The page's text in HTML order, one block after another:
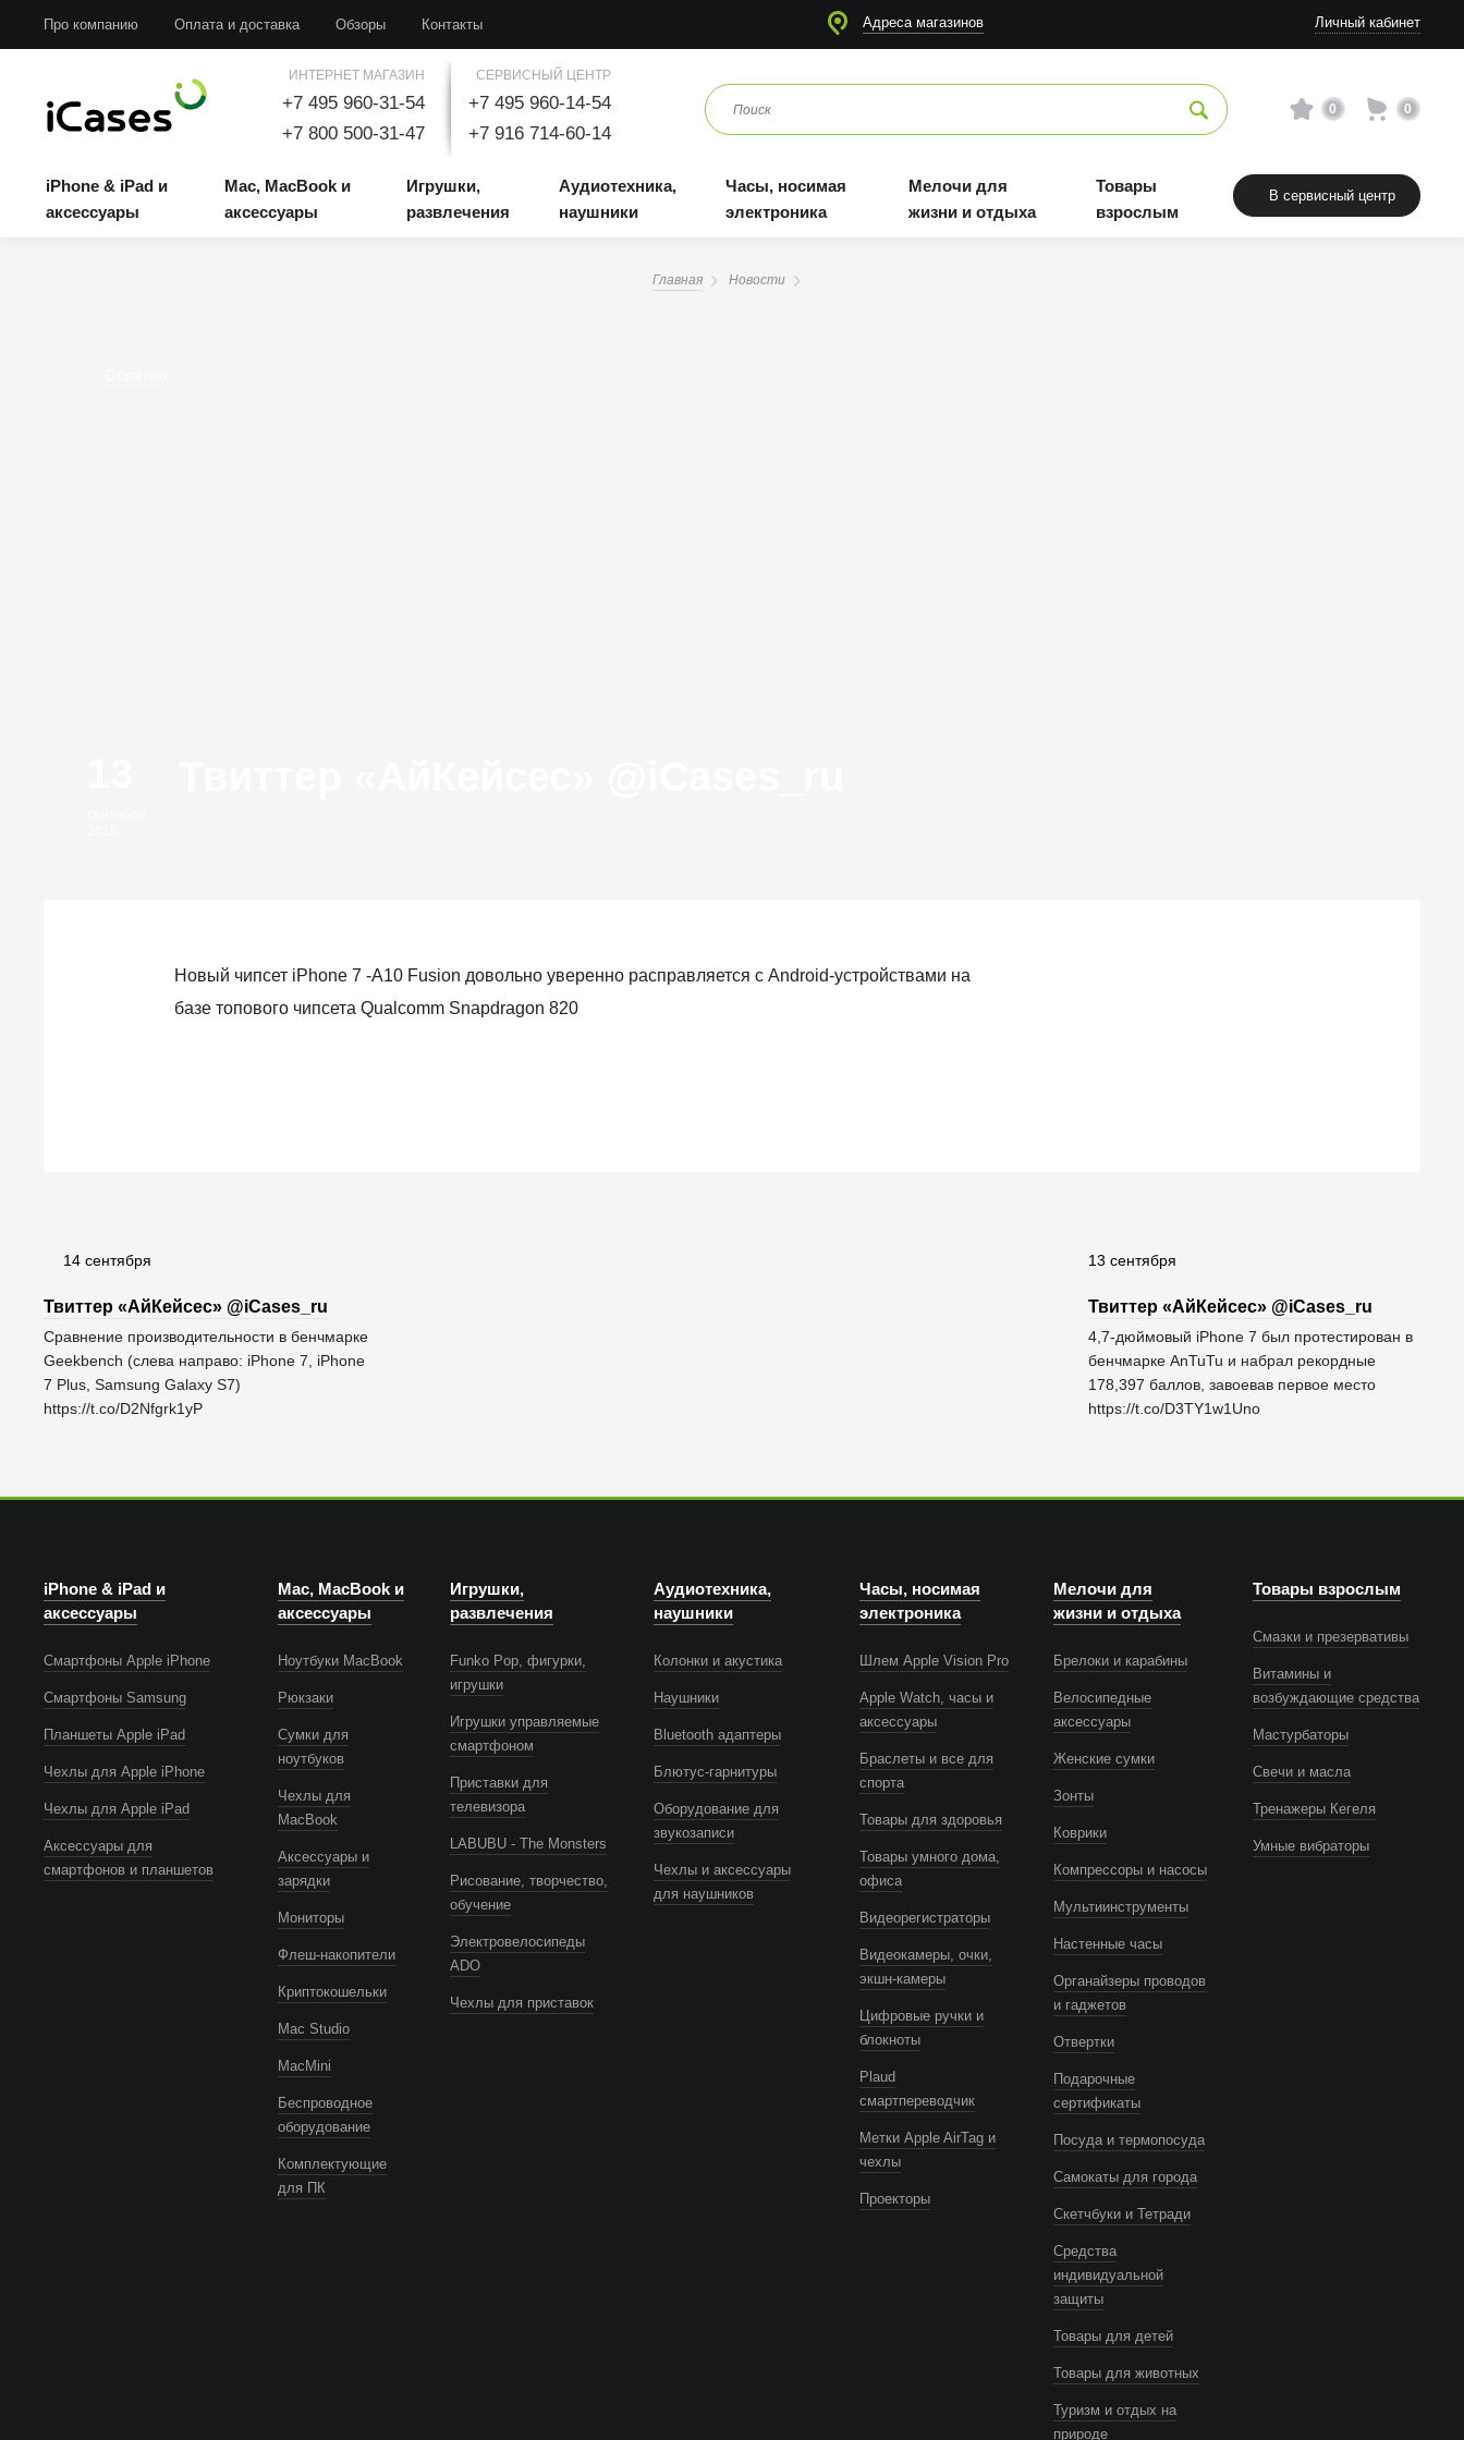
Про компанию Оплата и доставка Обзоры Контакты Адреса магазинов Личный кабинет
ИНТЕРНЕТ МАГАЗИН
+7 495 960-31-54
+7 800 500-31-47
СЕРВИСНЫЙ ЦЕНТР
+7 495 960-14-54
+7 916 714-60-14
0 0
iPhone & iPad и
аксессуары
Mac, MacBook и
аксессуары
Игрушки,
развлечения
Аудиотехника,
наушники
Часы, носимая
электроника
Мелочи для
жизни и отдыха
Товары
взрослым
В сервисный центр
Главная Новости
Новый чипсет iPhone 7 -A10 Fusion довольно уверенно расправляется с Android-устройствами на
базе топового чипсета Qualcomm Snapdragon 820
13 сентября
Твиттер «АйКейсес» ‏@iCases_ru
4,7-дюймовый iPhone 7 был протестирован в
бенчмарке AnTuTu и набрал рекордные
178,397 баллов, завоевав первое место
https://t.co/D3TY1w1Uno
14 сентября
Твиттер «АйКейсес» ‏@iCases_ru
Сравнение производительности в бенчмарке
Geekbench (слева направо: iPhone 7, iPhone
7 Plus, Samsung Galaxy S7)
https://t.co/D2Nfgrk1yP
iPhone & iPad и
аксессуары
Смартфоны Apple iPhone
Смартфоны Samsung
Планшеты Apple iPad
Чехлы для Apple iPhone
Чехлы для Apple iPad
Аксессуары для
смартфонов и планшетов
Mac, MacBook и
аксессуары
Ноутбуки MacBook
Рюкзаки
Сумки для
ноутбуков
Чехлы для
MacBook
Аксессуары и
зарядки
Мониторы
Флеш-накопители
Криптокошельки
Mac Studio
MacMini
Беспроводное
оборудование
Комплектующие
для ПК
Игрушки,
развлечения
Funko Pop, фигурки,
игрушки
Игрушки управляемые
смартфоном
Приставки для
телевизора
LABUBU - The Monsters
Рисование, творчество,
обучение
Электровелосипеды
ADO
Чехлы для приставок
Аудиотехника,
наушники
Колонки и акустика
Наушники
Bluetooth адаптеры
Блютус-гарнитуры
Оборудование для
звукозаписи
Чехлы и аксессуары
для наушников
Часы, носимая
электроника
Шлем Apple Vision Pro
Apple Watch, часы и
аксессуары
Браслеты и все для
спорта
Товары для здоровья
Товары умного дома,
офиса
Видеорегистраторы
Видеокамеры, очки,
экшн-камеры
Цифровые ручки и
блокноты
Plaud
смартпереводчик
Метки Apple AirTag и
чехлы
Проекторы
Мелочи для
жизни и отдыха
Брелоки и карабины
Велосипедные
аксессуары
Женские сумки
Зонты
Коврики
Компрессоры и насосы
Мультиинструменты
Настенные часы
Органайзеры проводов
и гаджетов
Отвертки
Подарочные
сертификаты
Посуда и термопосуда
Самокаты для города
Скетчбуки и Тетради
Средства
индивидуальной
защиты
Товары для детей
Товары для животных
Туризм и отдых на
природе
Товары взрослым
Смазки и презервативы
Витамины и
возбуждающие средства
Мастурбаторы
Свечи и масла
Тренажеры Кегеля
Умные вибраторы